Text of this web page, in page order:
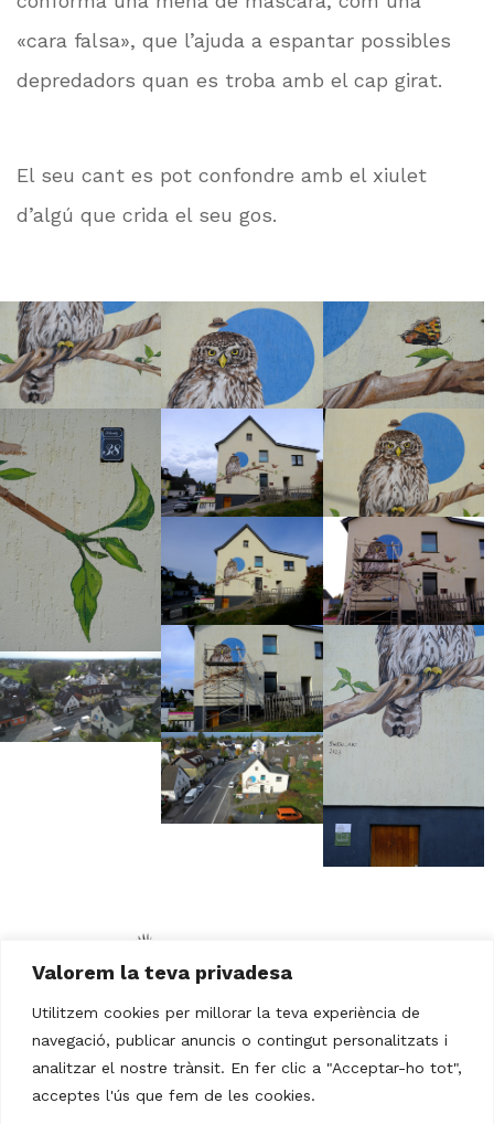
Valorem la teva privadesa
Utilitzem cookies per millorar la teva experiència de
navegació, publicar anuncis o contingut personalitzats i
analitzar el nostre trànsit. En fer clic a "Acceptar-ho tot",
acceptes l'ús que fem de les cookies.
«cara falsa», que l’ajuda a espantar possibles
depredadors quan es troba amb el cap girat.
El seu cant es pot confondre amb el xiulet
d’algú que crida el seu gos.
Legal Notice